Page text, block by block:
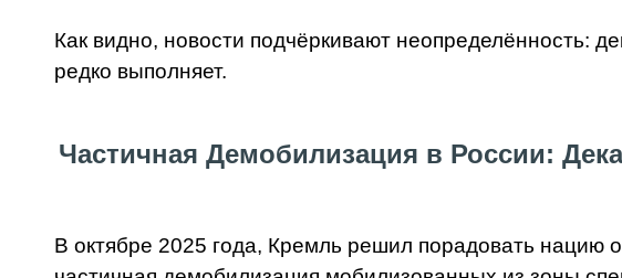
Как видно, новости подчёркивают неопределённость:
редко выполняет.
Частичная Демобилизация в России:
В октябре 2025 года, Кремль решил порадовать нацию